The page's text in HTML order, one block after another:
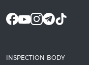
INSPECTION BODY